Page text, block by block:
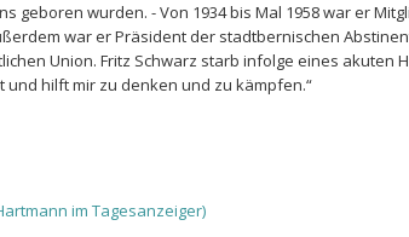
geboren wurden. - Von 1934 bis Mal 1958 war er
war er Präsident der stadtbernischen
Union. Fritz Schwarz starb infolge eines akuten
und hilft mir zu denken und zu kämpfen.“
im Tagesanzeiger)